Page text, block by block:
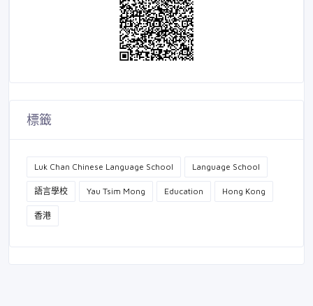
標籤
Luk Chan Chinese Language School Language School
語言學校 Yau Tsim Mong Education Hong Kong
香港